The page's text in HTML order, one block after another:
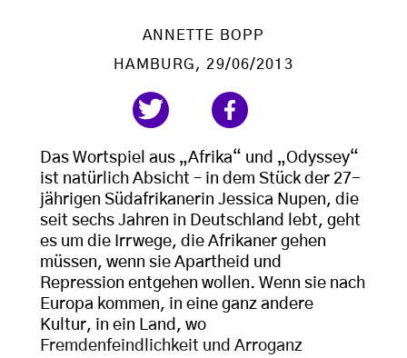
ANNETTE BOPP
HAMBURG , 29/06/2013
Das Wortspiel aus „Afrika“ und „Odyssey“
ist natürlich Absicht – in dem Stück der 27-
jährigen Südafrikanerin Jessica Nupen, die
seit sechs Jahren in Deutschland lebt, geht
es um die Irrwege, die Afrikaner gehen
müssen, wenn sie Apartheid und
Repression entgehen wollen. Wenn sie nach
Europa kommen, in eine ganz andere
Kultur, in ein Land, wo
Fremdenfeindlichkeit und Arroganz